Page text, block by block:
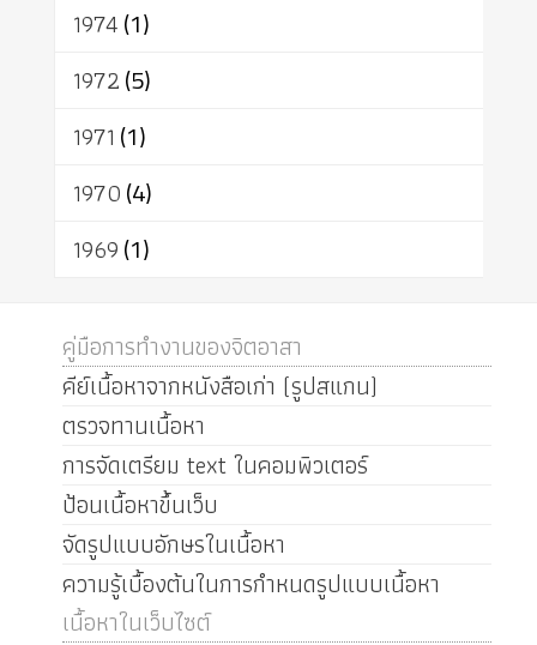
1974(1)
1972(5)
1971 (1)
1970(4)
1969(1)
คู่มือการทำงานของจิตอาสา
คีย์เนื้อหาจากหนังสือเก่า (รูปสแกน)
ตรวจทานเนื้อหา
การจัดเตรียม text ในคอมพิวเตอร์
ป้อนเนื้อหาขึ้นเว็บ
จัดรูปแบบอักษรในเนื้อหา
ความรู้เบื้องต้นในการกำหนดรูปแบบเนื้อหา
เนื้อหาในเว็บไซต์